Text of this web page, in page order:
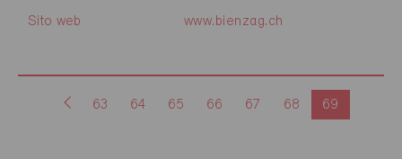
Sito web www.bienzag.ch
63 64 65 66 67 68 69